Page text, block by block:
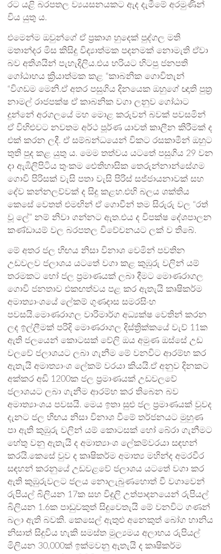
රට යළි බරපතල ව්‍යයසනයකට ඇද දැමීමේ අරමුණින්
විය යුතු ය.
එමෙන්ම ඔවුන්ගේ ඒ ප්‍රකාශ හුදෙක් පුද්ගල මති
මතාන්දර මිස කිසිදු විද්‍යාත්මක පදනමක් නොමැති ඒවා
බව අතිශයින් පැහැදිලිය.එය හරියට හිටපු ජනපති
ගෝඨාභය ක්‍රියාත්මක කළ “කාබනික ගොවිතැන්
“විගඩම මෙනි.ඒ අතර පසුගිය දිනයෙක ඔහුගේ ඥාති පුත්‍ර
නාමල් රාජපක්ෂ ඒ කාබනික වගා ලනුව ගෝඨාට
දුන්නේ අරගලයේ මහ මොළ කරුවන් බවක් පවසමින්
ඒ විහිළුවට නවතම අර්ථ පූර්ණ යාවත් කාලීන කිරීමක් ද
එක් කරන ලදී. ඒ සම්බන්ධයෙන් විකට රසකාමීන් ඔහුට
තුති පුද කළ යුතු ය. මෙම තත්වය යටතේ පසුගිය 29 වන
දා ඇඹිලිපිටිය තුංකම ඓතිහාසික තෙරුන්නාන්සේගම
ගොවි පිරිසක් වැසි පතා වැසි පිරිස් සජ්ජායනාවක් සහ
දේව කන්නලව්වක් ද සිදු කළහ.එහි බලය ශක්තිය
කෙසේ වෙතත් එමඟින් ඒ ගොවීන් තම සිරුරු වල “රත්
වූ ලේ” නම් නිවා ගන්නට ඇත.එය ද විපක්ෂ දේශපාලන
කණ්ඩායම් වල බරපතල විවේචනයට ලක් ව තිබේ.
මේ අතර ජල හිඟය නිසා විනාශ වෙමින් පවතින
උඩවලව ජලාශය යටතේ වගා කළ කුඹුරු වලින් යම්
තරමකට හෝ ජල ප්‍රමාණයක් ලබා දීමට මොණරාගල
ගොවි ජනතාව එකඟත්වය පළ කර ඇතැයි කෘෂිකර්ම
අමාත්‍යාංශයේ ලේකම් ගුණදාස සමරසිංහ
පවසයි.මොණරාගල වාරිමාර්ග අධ්‍යක්ෂ වෙතින් කරන
ලද ඉල්ලීමක් පරිදි මොණරාගල දිස්ත්‍රික්කයේ වැව් 11ක
ඇති ජලයෙන් කොටසක් වේලි ඔය අමුණ ඔස්සේ උඩ
වලවේ ජලාශයට ලබා ගැනීම මේ වනවිට ආරම්භ කර
ඇතැයි අමාත්‍යාංශ ලේකම් වරයා කියයි.ඒ අනුව දිනකට
අක්කර අඩි 1200ක ජල ප්‍රමාණයක් උඩවලවේ
ජලාශයට ලබා ගැනීම ආරම්භ කර තිබෙන බව
අමාත්‍යාංශය පවසයි. මෙය ඉතා සුළු ජල ප්‍රමාණයක් වුවද
දැනට ජල හිඟය නිසා විනාශ වීමේ තර්ජනයට මුහුණ
පා ඇති කුඹුරු වලින් යම් කොටසක් හෝ බේරා ගැනීමට
හේතු වනු ඇතැයි ද අමාත්‍යාංශ ලේකම්වරයා සඳහන්
කරයි.කෙසේ වුව ද කෘෂිකර්ම අමාත්‍ය මහින්ද අමරවීර
සඳහන් කරනුයේ උඩවළවේ ජලාශය යටතේ වගා කර
ඇති කුඹුරුවලට ජලය නොලැබුණහොත් වී වගාවෙන්
රුපියල් බිලියන 17ක සහ විදුලි උත්පාදනයෙන් රුපියල්
බිලියන 1.6ක පාඩුවකුත් සිදුවෙතැයි මේ වනවිට ගණන්
බලා ඇති බවකි. කෙසෙල් ඇතුළු අනෙකුත් ‌බෝග හානිය
නිසාත් සිදුවිය හැකි සමස්ත මුල්‍යමය අලාභය රුපියල්
මිලියන 30,000ක් ඉක්මවනු ඇතැයි ද කෘෂිකර්ම